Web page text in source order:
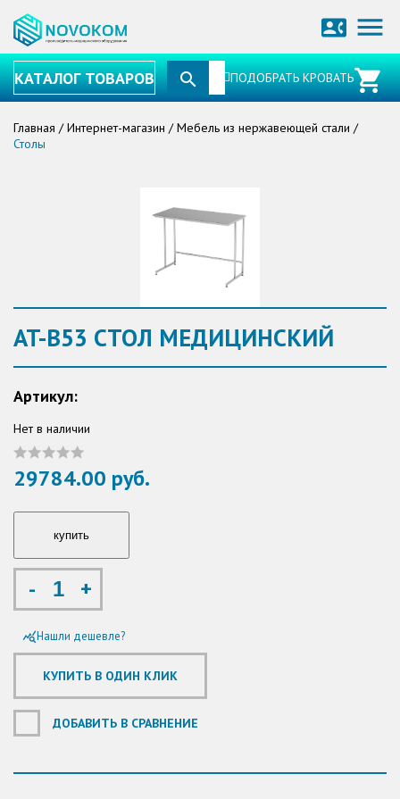
menu
contact_phone
КАТАЛОГ ТОВАРОВ ПОДОБРАТЬ КРОВАТЬ
Главная / Интернет-магазин / Мебель из нержавеющей стали /
Столы
AT-B53 СТОЛ МЕДИЦИНСКИЙ
Артикул:
Нет в наличии
29784.00 руб.
- +
query_statsНашли дешевле?
ДОБАВИТЬ В СРАВНЕНИЕ